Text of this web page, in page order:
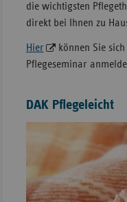
die wichtigsten
direkt bei Ihnen zu
Hier
können Sie sich
Pflegeseminar
DAK Pflegeleicht